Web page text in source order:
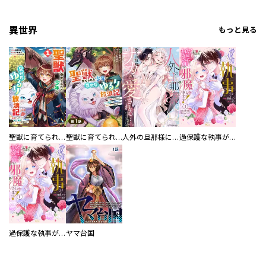
異世界 もっと見る
聖獣に育てられた少年の異世界ゆるり放浪記～神様からもらったチート魔法で、仲間たちとスローライフを満喫中～ 聖獣に育てられた少年の異世界ゆるり放浪記～神様からもらったチート魔法で、仲間たちとスローライフを満喫中～【分冊版】 人外の旦那様に娶られ毎晩ナカまで愛される…。アンソロジー 過保護な執事が私の婚活を邪魔してきます！ 分冊版
過保護な執事が私の婚活を邪魔してきます！ ヤマ台国